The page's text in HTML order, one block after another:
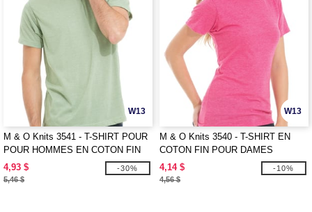
W13
M & O Knits 3541 - T-SHIRT POUR
POUR HOMMES EN COTON FIN
4,93 $
5,46 $
-30%
W13
M & O Knits 3540 - T-SHIRT EN
COTON FIN POUR DAMES
4,14 $
4,56 $
-10%